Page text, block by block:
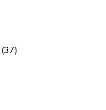
(37)